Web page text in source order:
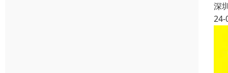
深
24-